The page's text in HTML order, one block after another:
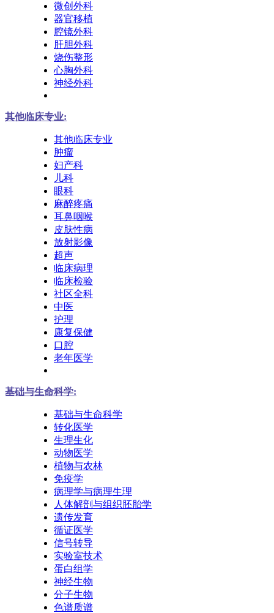
微创外科
器官移植
腔镜外科
肝胆外科
烧伤整形
心胸外科
神经外科
其他临床专业:
其他临床专业
肿瘤
妇产科
儿科
眼科
麻醉疼痛
耳鼻咽喉
皮肤性病
放射影像
超声
临床病理
临床检验
社区全科
中医
护理
康复保健
口腔
老年医学
基础与生命科学:
基础与生命科学
转化医学
生理生化
动物医学
植物与农林
免疫学
病理学与病理生理
人体解剖与组织胚胎学
遗传发育
循证医学
信号转导
实验室技术
蛋白组学
神经生物
分子生物
色谱质谱